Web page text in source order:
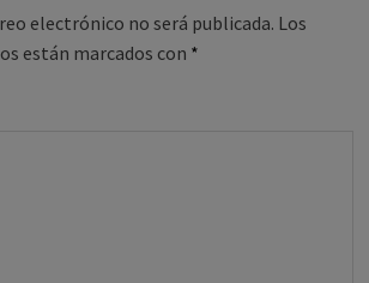
electrónico no será publicada. Los
están marcados con *